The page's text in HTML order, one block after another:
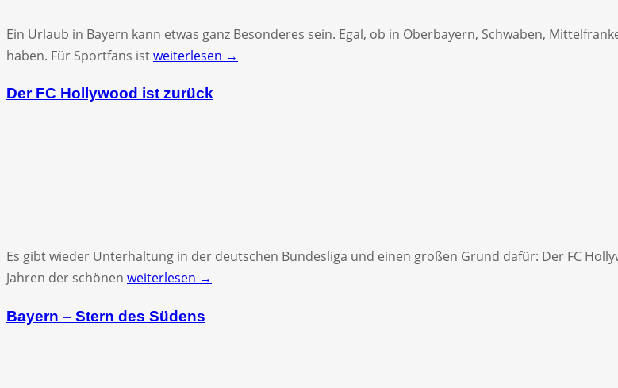
Ein Urlaub in Bayern kann etwas ganz Besonderes sein. Egal, ob in Oberbayern, Schwaben,
haben. Für Sportfans istweiterlesen →
Der FC Hollywood ist zurück
Es gibt wieder Unterhaltung in der deutschen Bundesliga und einen großen Grund dafür: Der FC
Jahren der schönen weiterlesen →
Bayern – Stern des Südens